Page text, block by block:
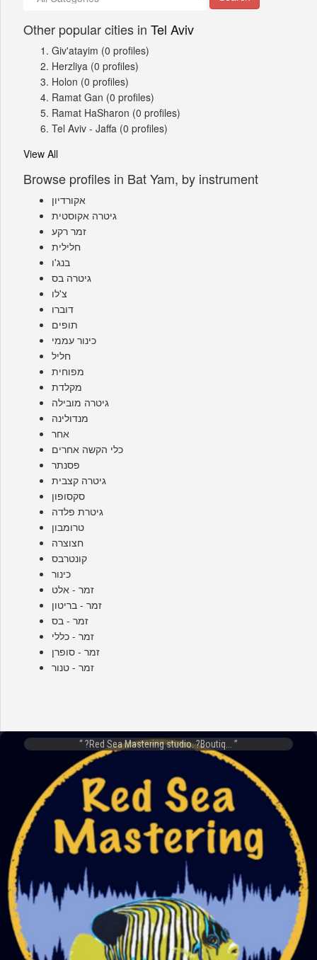
Other popular cities in Tel Aviv
Giv'atayim (0 profiles)
Herzliya (0 profiles)
Holon (0 profiles)
Ramat Gan (0 profiles)
Ramat HaSharon (0 profiles)
Tel Aviv - Jaffa (0 profiles)
View All
Browse profiles in Bat Yam, by instrument
אקורדיון
גיטרה אקוסטית
זמר רקע
חלילית
בנג'ו
גיטרה בס
צ'לו
דוברו
תופים
כינור עממי
חליל
מפוחית
מקלדת
גיטרה מובילה
מנדולינה
אחר
כלי הקשה אחרים
פסנתר
גיטרה קצבית
סקסופון
גיטרת פלדה
טרומבון
חצוצרה
קונטרבס
כינור
זמר - אלט
זמר - בריטון
זמר - בס
זמר - כללי
זמר - סופרן
זמר - טנור
?️Red Sea Mastering studio. ?️Boutiq...